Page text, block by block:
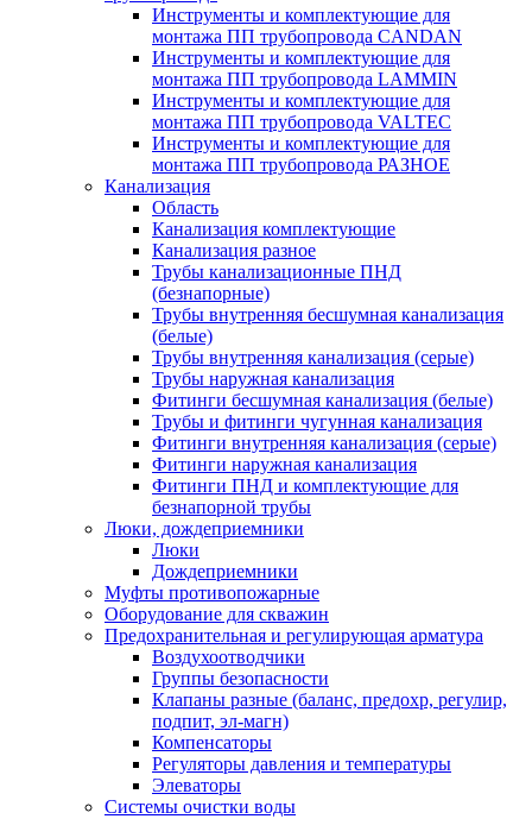
Инструменты и комплектующие для
монтажа ПП трубопровода CANDAN
Инструменты и комплектующие для
монтажа ПП трубопровода LAMMIN
Инструменты и комплектующие для
монтажа ПП трубопровода VALTEC
Инструменты и комплектующие для
монтажа ПП трубопровода РАЗНОЕ
Канализация
Область
Канализация комплектующие
Канализация разное
Трубы канализационные ПНД
(безнапорные)
Трубы внутренняя бесшумная канализация
(белые)
Трубы внутренняя канализация (серые)
Трубы наружная канализация
Фитинги бесшумная канализация (белые)
Трубы и фитинги чугунная канализация
Фитинги внутренняя канализация (серые)
Фитинги наружная канализация
Фитинги ПНД и комплектующие для
безнапорной трубы
Люки, дождеприемники
Люки
Дождеприемники
Муфты противопожарные
Оборудование для скважин
Предохранительная и регулирующая арматура
Воздухоотводчики
Группы безопасности
Клапаны разные (баланс, предохр, регулир,
подпит, эл-магн)
Компенсаторы
Регуляторы давления и температуры
Элеваторы
Системы очистки воды